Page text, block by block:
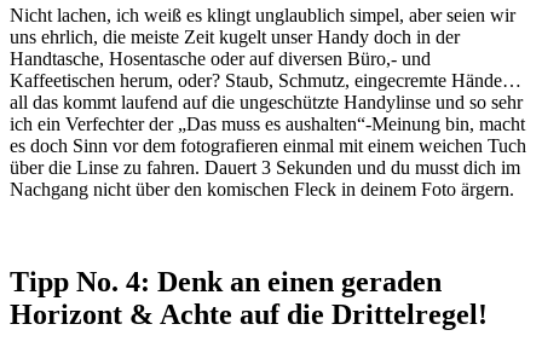
Nicht lachen, ich weiß es klingt unglaublich simpel, aber seien wir
uns ehrlich, die meiste Zeit kugelt unser Handy doch in der
Handtasche, Hosentasche oder auf diversen Büro,- und
Kaffeetischen herum, oder? Staub, Schmutz, eingecremte Hände…
all das kommt laufend auf die ungeschützte Handylinse und so sehr
ich ein Verfechter der „Das muss es aushalten“-Meinung bin, macht
es doch Sinn vor dem fotografieren einmal mit einem weichen Tuch
über die Linse zu fahren. Dauert 3 Sekunden und du musst dich im
Nachgang nicht über den komischen Fleck in deinem Foto ärgern.
Tipp No. 4: Denk an einen geraden
Horizont & Achte auf die Drittelregel!